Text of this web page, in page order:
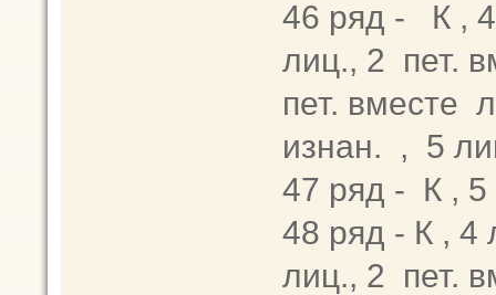
46 ряд - К , 4
лиц., 2 пет.
пет. вместе
изнан. , 5
47 ряд - К ,
48 ряд - К , 4
лиц., 2 пет.